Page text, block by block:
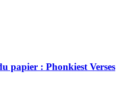
papier : Phonkiest Verses